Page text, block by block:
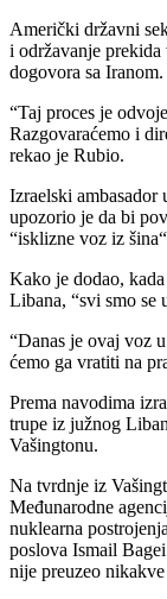
Američki državni
i održavanje
dogovora sa Iranom.
“Taj proces je
Razgovaraćemo i
rekao je Rubio.
Izraelski ambasador
upozorio je da bi
“isklizne voz iz
Kako je dodao,
Libana, “svi smo se
“Danas je ovaj voz
ćemo ga vratiti na
Prema navodima
trupe iz južnog
Vašingtonu.
Na tvrdnje iz
Međunarodne
nuklearna
poslova Ismail
nije preuzeo